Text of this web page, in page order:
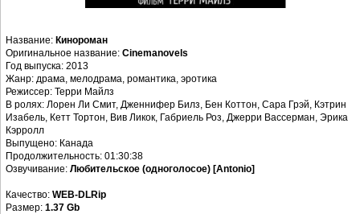
Название: Кинороман
Оригинальное название: Cinemanovels
Год выпуска: 2013
Жанр: драма, мелодрама, романтика, эротика
Режиссер: Терри Майлз
В ролях: Лорен Ли Смит, Дженнифер Билз, Бен Коттон, Сара Грэй, Кэтрин
Изабель, Кетт Тортон, Вив Ликок, Габриель Роз, Джерри Вассерман, Эрика
Кэрролл
Выпущено: Канада
Продолжительность: 01:30:38
Озвучивание: Любительское (одноголосое) [Antonio]
Качество: WEB-DLRip
Размер: 1.37 Gb